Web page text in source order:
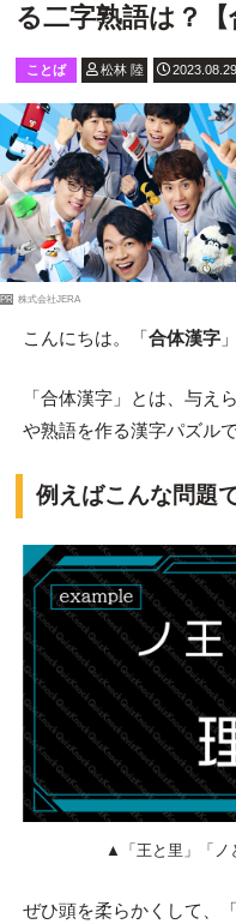
る二字熟語は？【
ことば 松林 陸 2023.08.29
PR 株式会社JERA
こんにちは。「合体漢字
「合体漢字」とは、与え
や熟語を作る漢字パズルで
例えばこんな問題
▲「王と里」「ノ
ぜひ頭を柔らかくして、